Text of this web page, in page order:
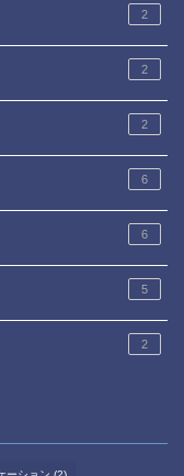
2
2
2
6
6
5
2